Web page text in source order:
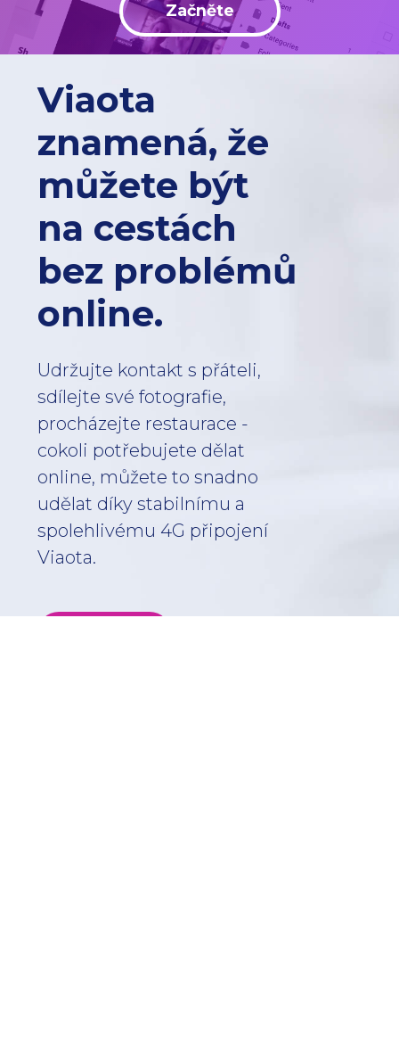
Začněte
Viaota
znamená, že
můžete být
na cestách
bez problémů
online.
Udržujte kontakt s přáteli,
sdílejte své fotografie,
procházejte restaurace -
cokoli potřebujete dělat
online, můžete to snadno
udělat díky stabilnímu a
spolehlivému 4G připojení
Viaota.